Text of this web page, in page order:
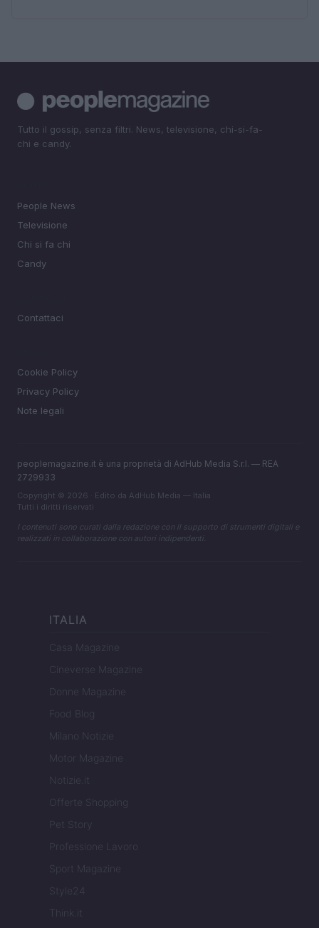
Tutto il gossip, senza filtri. News, televisione, chi-si-fa-
chi e candy.
People News
Televisione
Chi si fa chi
Candy
Contattaci
Cookie Policy
Privacy Policy
Note legali
peoplemagazine.it è una proprietà di AdHub Media S.r.l. — REA
2729933
Copyright © 2026 · Edito da AdHub Media — Italia
Tutti i diritti riservati
I contenuti sono curati dalla redazione con il supporto di strumenti digitali e
realizzati in collaborazione con autori indipendenti.
ITALIA
Casa Magazine
Cineverse Magazine
Donne Magazine
Food Blog
Milano Notizie
Motor Magazine
Notizie.it
Offerte Shopping
Pet Story
Professione Lavoro
Sport Magazine
Style24
Think.it